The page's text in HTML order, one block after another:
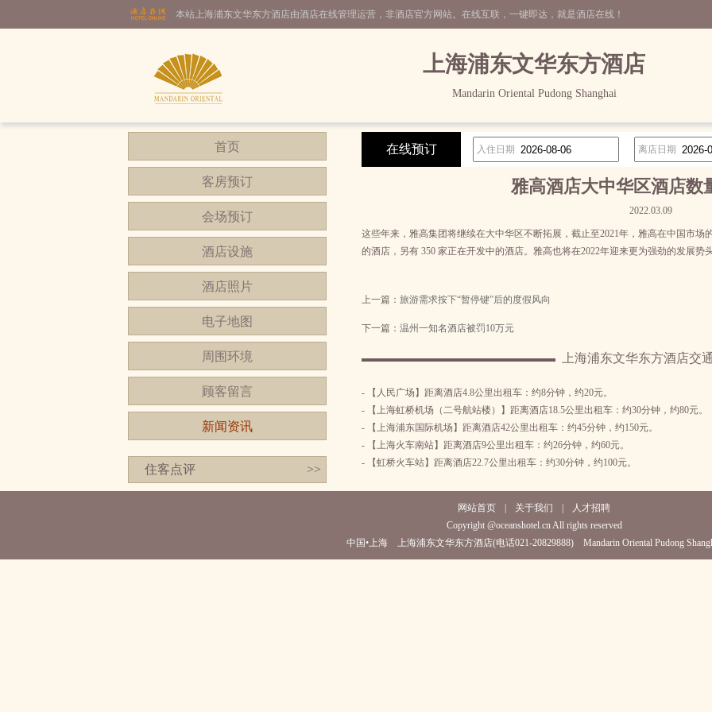
本站上海浦东文华东方酒店由酒店在线管理运营，非酒店官方网站。在线互联，一键即达，就是酒店在线！
上海浦东文华东方酒店
Mandarin Oriental Pudong Shanghai
首页
客房预订
会场预订
酒店设施
酒店照片
电子地图
周围环境
顾客留言
新闻资讯
住客点评 >>
在线预订 入住日期 离店日期
雅高酒店大中华区酒店数
2022.03.09
这些年来，雅高集团将继续在大中华区不断拓展，截止至2021年，雅高在中国市场
的酒店，另有 350 家正在开发中的酒店。雅高也将在2022年迎来更为强劲的发展势
上一篇： 旅游需求按下“暂停键”后的度假风向
下一篇： 温州一知名酒店被罚10万元
上海浦东文华东方酒店交
- 【人民广场】距离酒店4.8公里出租车：约8分钟，约20元。
- 【上海虹桥机场（二号航站楼）】距离酒店18.5公里出租车：约30分钟，约80元。
- 【上海浦东国际机场】距离酒店42公里出租车：约45分钟，约150元。
- 【上海火车南站】距离酒店9公里出租车：约26分钟，约60元。
- 【虹桥火车站】距离酒店22.7公里出租车：约30分钟，约100元。
网站首页 关于我们
人才招聘
Copyright @oceanshotel.cn All rights reserved
中国•上海 上海浦东文华东方酒店(电话021-20829888) Mandarin Oriental Pudong